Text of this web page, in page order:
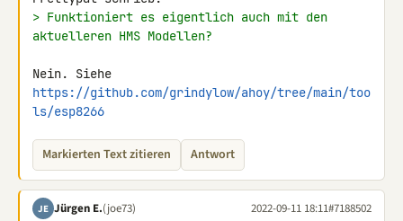
> Funktioniert es eigentlich auch mit den
aktuelleren HMS Modellen?
https://github.com/grindylow/ahoy/tree/main/too
ls/esp8266
Markierten Text zitieren Antwort
JE Jürgen E.(joe73) 2022-09-11 18:11#7188502